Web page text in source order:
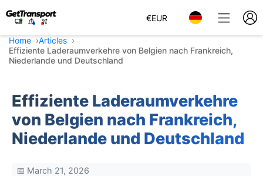
€EUR
Home
Articles
Effiziente Laderaumverkehre von Belgien nach Frankreich,
Niederlande und Deutschland
Effiziente Laderaumverkehre
von Belgien nach Frankreich,
Niederlande und Deutschland
📅 March 21, 2026